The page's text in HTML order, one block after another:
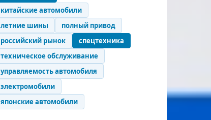
китайские автомобили
летние шины
полный привод
российский рынок
спецтехника
техническое обслуживание
управляемость автомобиля
электромобили
японские автомобили